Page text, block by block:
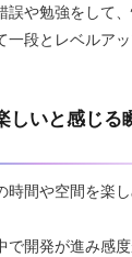
誤や勉強をして
段とレベルア
しいと感じる
時間や空間を楽
で開発が進み感